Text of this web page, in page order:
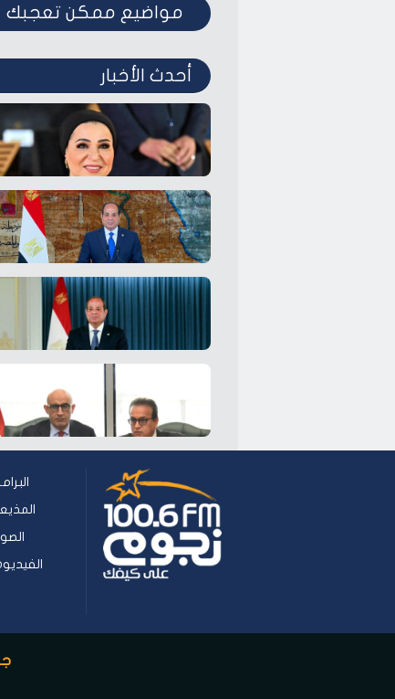
مواضيع ممكن تعجبك
أحدث الأخبار